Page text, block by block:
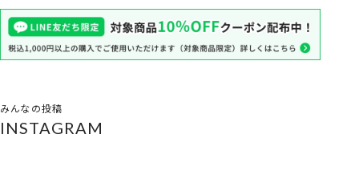
みんなの投稿
INSTAGRAM